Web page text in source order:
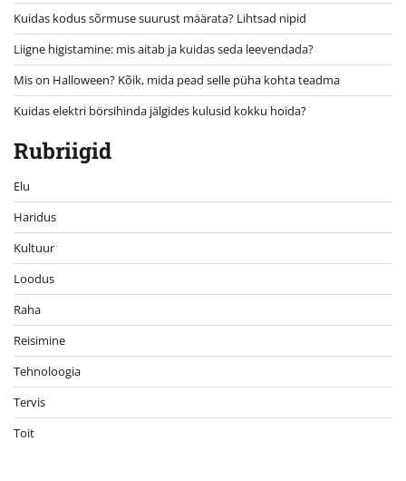
Kuidas kodus sõrmuse suurust määrata? Lihtsad nipid
Liigne higistamine: mis aitab ja kuidas seda leevendada?
Mis on Halloween? Kõik, mida pead selle püha kohta teadma
Kuidas elektri börsihinda jälgides kulusid kokku hoida?
Rubriigid
Elu
Haridus
Kultuur
Loodus
Raha
Reisimine
Tehnoloogia
Tervis
Toit